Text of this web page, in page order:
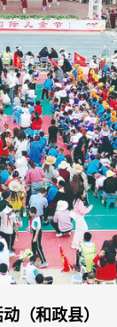
（和政县）